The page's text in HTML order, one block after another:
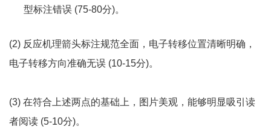
型标注错误 (75-80分)。
(2) 反应机理箭头标注规范全面，电子转移位置清晰明确，
电子转移方向准确无误 (10-15分)。
(3) 在符合上述两点的基础上，图片美观，能够明显吸引读
者阅读 (5-10分)。